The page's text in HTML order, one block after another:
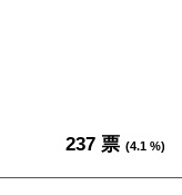
237 票 (4.1 %)